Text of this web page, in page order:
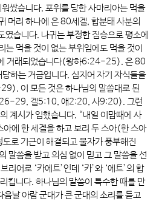
쌌습니다. 포위를 당한 사마리아는 먹을
머리 하나에 은 80세겔, 합분태 사분의
였습니다. 나귀는 부정한 짐승으로 평소에
는 먹을 것이 없는 부위임에도 먹을 것이
거래되었습니다(왕하6:24-25). 은 80
하는 거금입니다. 심지어 자기 자식들을
이 모든 것은 하나님의 말씀대로 된
29, 겔5:10, 애2:20, 사9:20). 그런
계시가 임했습니다. “내일 이맘때에 사
아에 한 세겔을 하고 보리 두 스아(한 스아
로 기근이 해결되고 물자가 풍부해진
말씀을 받고 의심 없이 믿고 그 말씀을 선
리어로 ‘카에트’인데 ‘카’와 ‘에트’의 합
킵니다. 하나님의 말씀이 특수한 때를 만
날 아람 군대가 큰 군대의 소리를 듣고